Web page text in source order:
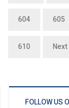
604 605
610 Next
FOLLOW US